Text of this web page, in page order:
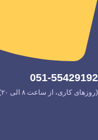
051-55429192
(روزهای کاری، از ساعت ۸ الی ۲۰)